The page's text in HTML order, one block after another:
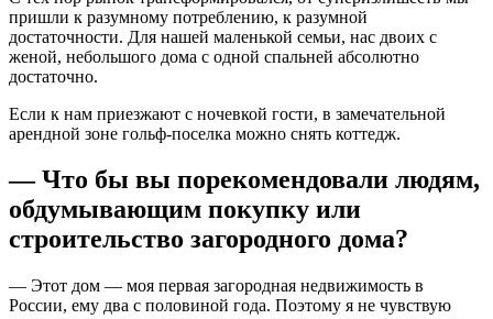
пришли к разумному потреблению, к разумной
достаточности. Для нашей маленькой семьи, нас двоих с
женой, небольшого дома с одной спальней абсолютно
достаточно.
Если к нам приезжают с ночевкой гости, в замечательной
арендной зоне гольф-поселка можно снять коттедж.
— Что бы вы порекомендовали людям,
обдумывающим покупку или
строительство загородного дома?
— Этот дом — моя первая загородная недвижимость в
России, ему два с половиной года. Поэтому я не чувствую